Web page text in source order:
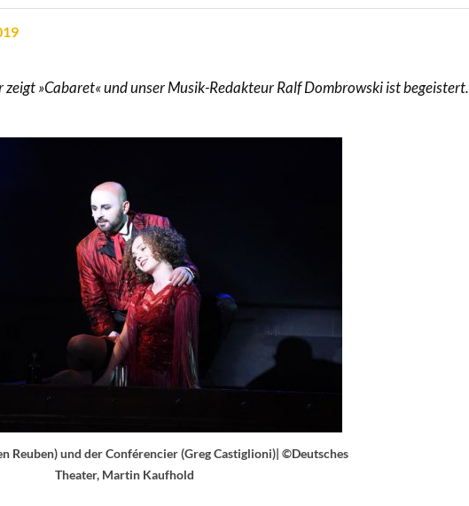
»Cabaret« und unser Musik-Redakteur Ralf Dombrowski ist begeistert.
Reuben) und der Conférencier (Greg Castiglioni)| ©Deutsches
Theater, Martin Kaufhold